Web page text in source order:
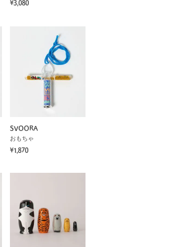
¥3,080
SVOORA
おもちゃ
¥1,870